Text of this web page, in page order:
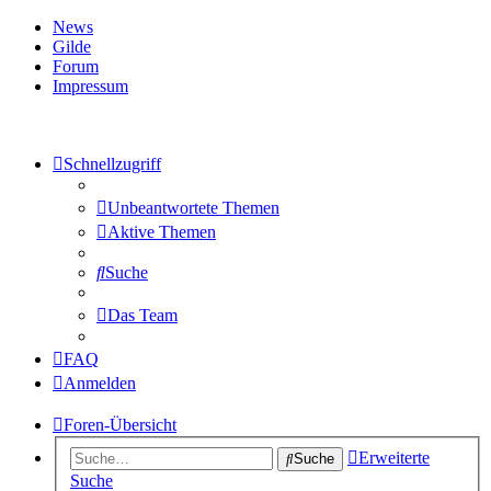
News
Gilde
Forum
Impressum
Schnellzugriff
Unbeantwortete Themen
Aktive Themen
Suche
Das Team
FAQ
Anmelden
Foren-Übersicht
Suche
Erweiterte
Suche